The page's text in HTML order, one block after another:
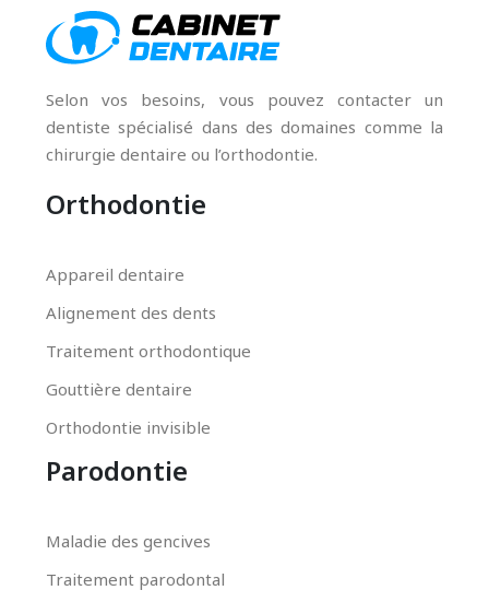
Selon vos besoins, vous pouvez contacter un
dentiste spécialisé dans des domaines comme la
chirurgie dentaire ou l’orthodontie.
Orthodontie
Appareil dentaire
Alignement des dents
Traitement orthodontique
Gouttière dentaire
Orthodontie invisible
Parodontie
Maladie des gencives
Traitement parodontal